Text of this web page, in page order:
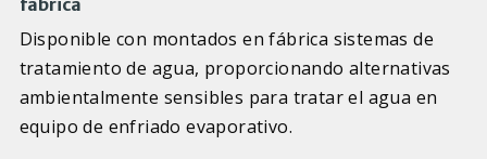
fábrica
Disponible con montados en fábrica sistemas de
tratamiento de agua, proporcionando alternativas
ambientalmente sensibles para tratar el agua en
equipo de enfriado evaporativo.